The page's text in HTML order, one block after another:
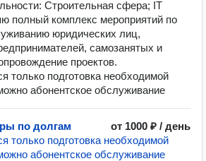
Строительная сфера; IT
полный комплекс мероприятий по
юридических лиц,
самозанятых и
проектов.
только подготовка необходимой
абонентское обслуживание
по долгам
от 1000 ₽ / день
только подготовка необходимой
абонентское обслуживание